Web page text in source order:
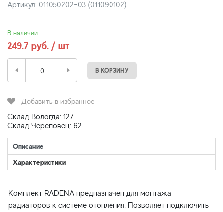
Артикул: 011050202-03 (011090102)
В наличии
249.7 руб. / шт
В КОРЗИНУ
Добавить в избранное
Склад Вологда: 127
Склад Череповец: 62
Описание
Характеристики
Комплект RADENA предназначен для монтажа
радиаторов к системе отопления. Позволяет подключить